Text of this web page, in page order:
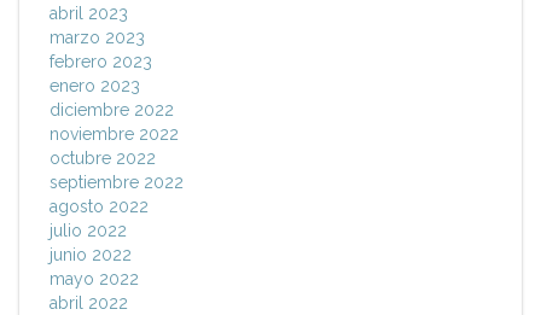
abril 2023
marzo 2023
febrero 2023
enero 2023
diciembre 2022
noviembre 2022
octubre 2022
septiembre 2022
agosto 2022
julio 2022
junio 2022
mayo 2022
abril 2022